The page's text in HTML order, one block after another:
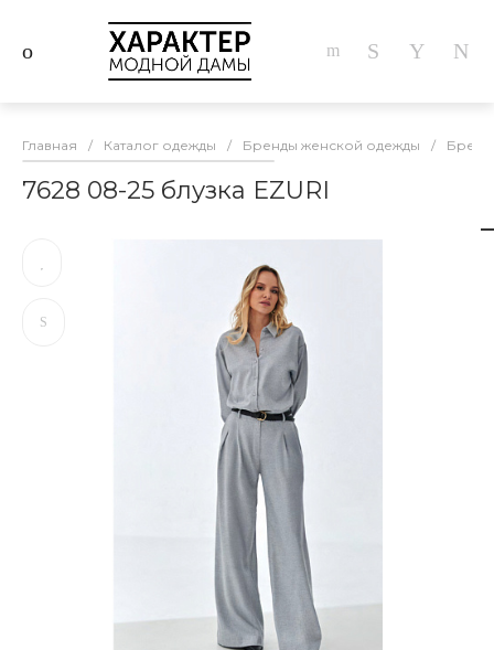
Главная / Каталог одежды / Бренды женской одежды /
7628 08-25 блузка EZURI